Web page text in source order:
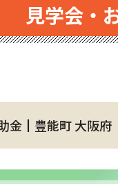
見学会・
金┃豊能町 大阪府